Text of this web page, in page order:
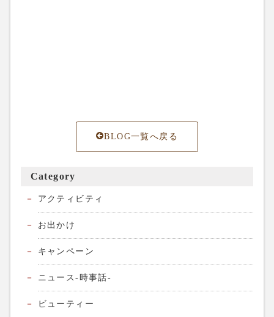
BLOG一覧へ戻る
Category
アクティビティ
お出かけ
キャンペーン
ニュース-時事話-
ビューティー